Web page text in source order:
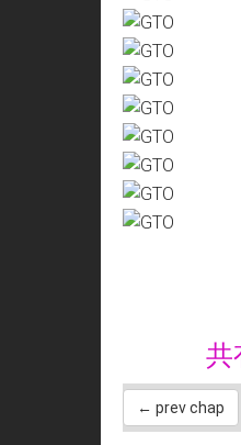
共
← prev chap